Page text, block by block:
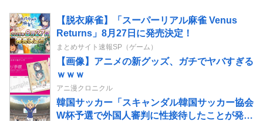
【脱衣麻雀】「スーパーリアル麻雀 Venus
Returns」8月27日に発売決定！
まとめサイト速報SP（ゲーム）
【画像】アニメの新グッズ、ガチでヤバすぎる
ｗｗｗ
アニ漫クロニクル
韓国サッカー「スキャンダル韓国サッカー協会
W杯予選で外国人審判に性接待したことが発